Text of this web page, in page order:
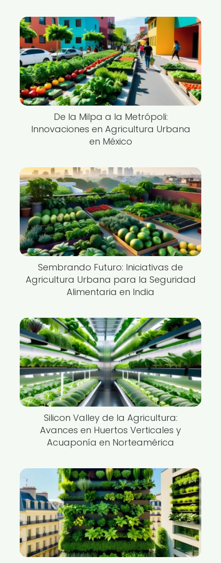
De la Milpa a la Metrópoli:
Innovaciones en Agricultura Urbana
en México
Sembrando Futuro: Iniciativas de
Agricultura Urbana para la Seguridad
Alimentaria en India
Silicon Valley de la Agricultura:
Avances en Huertos Verticales y
Acuaponía en Norteamérica